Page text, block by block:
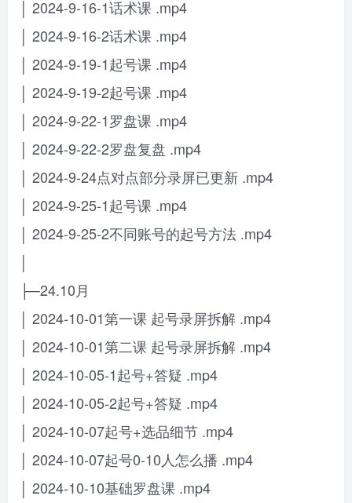
│ 2024-9-16-1话术课 .mp4
│ 2024-9-16-2话术课 .mp4
│ 2024-9-19-1起号课 .mp4
│ 2024-9-19-2起号课 .mp4
│ 2024-9-22-1罗盘课 .mp4
│ 2024-9-22-2罗盘复盘 .mp4
│ 2024-9-24点对点部分录屏已更新 .mp4
│ 2024-9-25-1起号课 .mp4
│ 2024-9-25-2不同账号的起号方法 .mp4
│
├─24.10月
│ 2024-10-01第一课 起号录屏拆解 .mp4
│ 2024-10-01第二课 起号录屏拆解 .mp4
│ 2024-10-05-1起号+答疑 .mp4
│ 2024-10-05-2起号+答疑 .mp4
│ 2024-10-07起号+选品细节 .mp4
│ 2024-10-07起号0-10人怎么播 .mp4
│ 2024-10-10基础罗盘课 .mp4